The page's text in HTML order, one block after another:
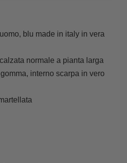
blu made in italy in vera
normale a pianta larga
interno scarpa in vero